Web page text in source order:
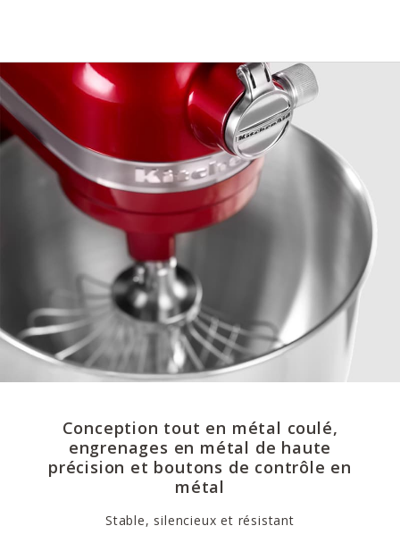
Conception tout en métal coulé,
engrenages en métal de haute
précision et boutons de contrôle en
métal
Stable, silencieux et résistant